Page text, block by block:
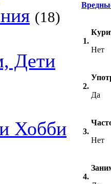
(18)
Дети
Хобби
1.
Нет
2.
Да
3.
Нет
4.